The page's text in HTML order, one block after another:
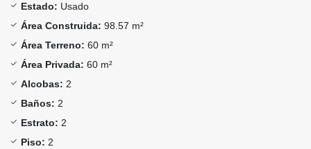
Estado: Usado
Área Construida: 98.57 m²
Área Terreno: 60 m²
Área Privada: 60 m²
Alcobas: 2
Baños: 2
Estrato: 2
Piso: 2